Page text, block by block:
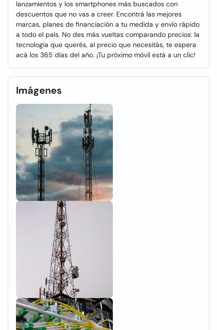
lanzamientos y los smartphones más buscados con
descuentos que no vas a creer. Encontrá las mejores
marcas, planes de financiación a tu medida y envío rápido
a todo el país. No des más vueltas comparando precios: la
tecnología que querés, al precio que necesitás, te espera
acá los 365 días del año. ¡Tu próximo móvil está a un clic!
Imágenes